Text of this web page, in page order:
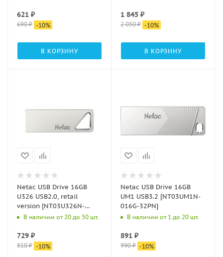
621 ₽
690₽ -10%
В КОРЗИНУ
1 845 ₽
2 050₽ -10%
В КОРЗИНУ
Netac USB Drive 16GB
U326 USB2.0, retail
version [NT03U326N-
016G-20PN]
В наличии от 20 до 50 шт.
729 ₽
810₽ -10%
Netac USB Drive 16GB
UM1 USB3.2 [NT03UM1N-
016G-32PN]
В наличии от 1 до 20 шт.
891 ₽
990₽ -10%